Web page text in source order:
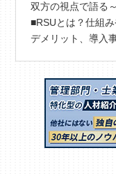
双方の視点で語る～
■RSUとは？仕組
デメリット、導入